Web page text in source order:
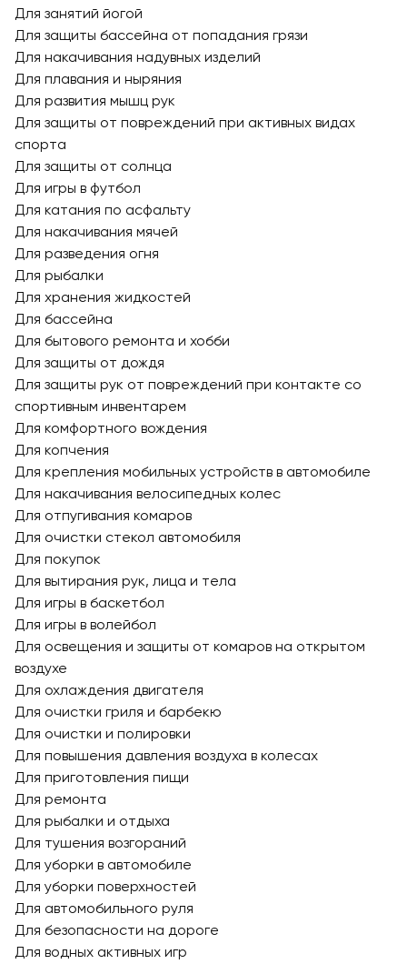
Для занятий йогой
Для защиты бассейна от попадания грязи
Для накачивания надувных изделий
Для плавания и ныряния
Для развития мышц рук
Для защиты от повреждений при активных видах
спорта
Для защиты от солнца
Для игры в футбол
Для катания по асфальту
Для накачивания мячей
Для разведения огня
Для рыбалки
Для хранения жидкостей
Для бассейна
Для бытового ремонта и хобби
Для защиты от дождя
Для защиты рук от повреждений при контакте со
спортивным инвентарем
Для комфортного вождения
Для копчения
Для крепления мобильных устройств в автомобиле
Для накачивания велосипедных колес
Для отпугивания комаров
Для очистки стекол автомобиля
Для покупок
Для вытирания рук, лица и тела
Для игры в баскетбол
Для игры в волейбол
Для освещения и защиты от комаров на открытом
воздухе
Для охлаждения двигателя
Для очистки гриля и барбекю
Для очистки и полировки
Для повышения давления воздуха в колесах
Для приготовления пищи
Для ремонта
Для рыбалки и отдыха
Для тушения возгораний
Для уборки в автомобиле
Для уборки поверхностей
Для автомобильного руля
Для безопасности на дороге
Для водных активных игр